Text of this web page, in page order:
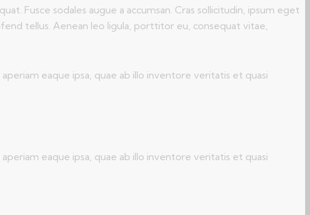
Fusce sodales augue a accumsan. Cras sollicitudin, ipsum eget
tellus. Aenean leo ligula, porttitor eu, consequat vitae,
eaque ipsa, quae ab illo inventore veritatis et quasi
eaque ipsa, quae ab illo inventore veritatis et quasi